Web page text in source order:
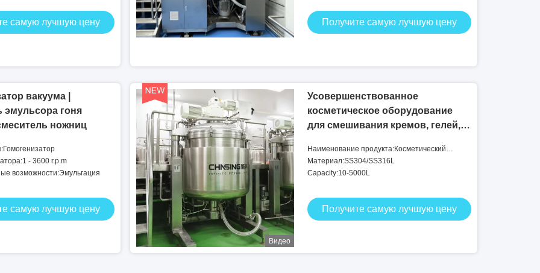
самую лучшую цену Получите самую лучшую цену
вакуума |
эмульсора гоня
ножниц
- 3600 r.p.m
возможности:Эмульгация
самую лучшую цену
Видео
Усовершенствованное
косметическое оборудование
для смешивания кремов, гелей,
Наименование продукта:Косметический
смеситель эмульсора
Материал:SS304/SS316L
Capacity:10-5000L
Получите самую лучшую цену